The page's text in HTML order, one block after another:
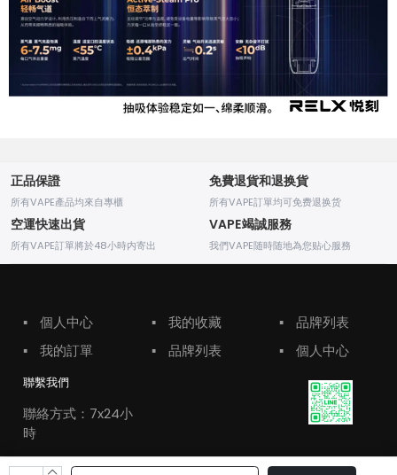
正品保證
所有VAPE產品均來自專櫃
免費退貨和退换貨
所有VAPE訂單均可免费退换货
空運快速出貨
所有VAPE訂單將於48小時内寄出
VAPE竭誠服務
我們VAPE随時随地為您贴心服務
▪
個人中心
▪
我的訂單
▪
我的收藏
▪
品牌列表
▪
品牌列表
▪
個人中心
聯繫我們
聯絡方式：7x24小
時